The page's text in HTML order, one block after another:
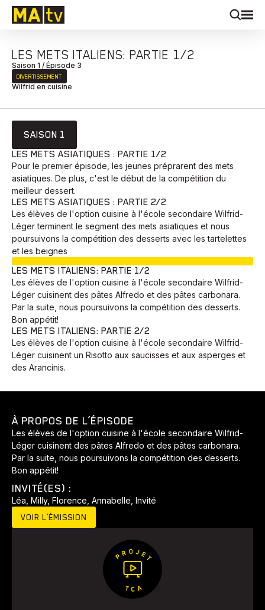
Communauté
LES METS ITALIENS: PARTIE 1/2
Saison 1 / Épisode 3
DIVERTISSEMENT
Wilfrid en cuisine
SAISON 1
LES METS ASIATIQUES : PARTIE 1/2
Pour le premier épisode, les jeunes préprarent des mets
asiatiques. De plus, c'est le début de la compétition du
meilleur dessert.
LES METS ASIATIQUES : PARTIE 2/2
Les élèves de l'option cuisine à l'école secondaire Wilfrid-
Léger terminent le segment des mets asiatiques et nous
poursuivons la compétition des desserts avec les tartelettes
et les beignes
LES METS ITALIENS: PARTIE 1/2
Les élèves de l'option cuisine à l'école secondaire Wilfrid-
Léger cuisinent des pâtes Alfredo et des pâtes carbonara.
Par la suite, nous poursuivons la compétition des desserts.
Bon appétit!
LES METS ITALIENS: PARTIE 2/2
Les élèves de l'option cuisine à l'école secondaire Wilfrid-
Léger cuisinent un Risotto aux saucisses et aux asperges et
des Arancinis.
À PROPOS DE L’ÉPISODE
Les élèves de l'option cuisine à l'école secondaire Wilfrid-
Léger cuisinent des pâtes Alfredo et des pâtes carbonara.
Par la suite, nous poursuivons la compétition des desserts.
Bon appétit!
INVITÉ(ES) :
Léa, Milly, Florence, Annabelle, Invité
VOIR L’ÉMISSION